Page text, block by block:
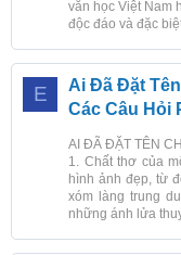
văn học Việt Nam
độc đáo và đặc
E
Ai Đã Đặt
Các Câu Hỏi
AI ĐÃ ĐẶT TÊN
1. Chất thơ của
hình ảnh đẹp, từ
xóm làng trung
những ánh lửa